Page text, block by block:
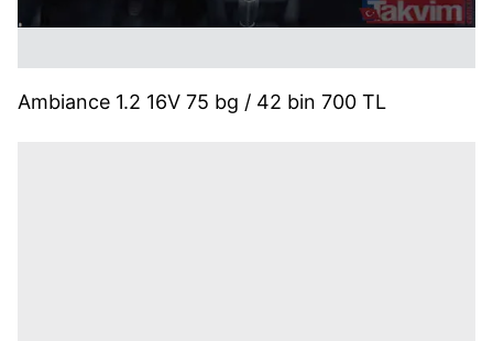
Ambiance 1.2 16V 75 bg / 42 bin 700 TL